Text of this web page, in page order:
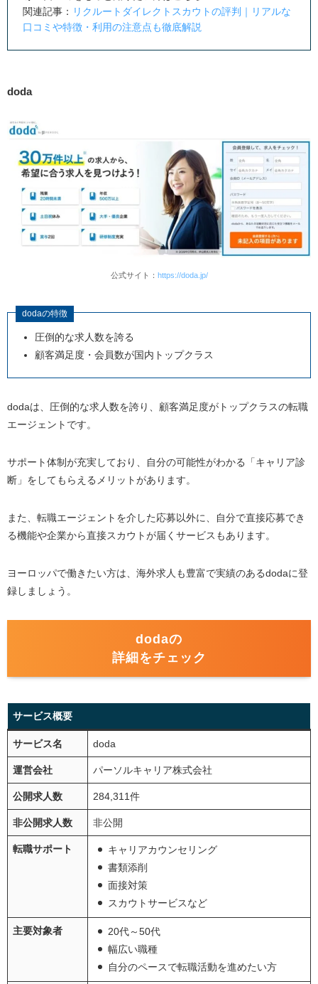
関連記事： リクルートダイレクトスカウトの評判｜リアルな
口コミや特徴・利用の注意点も徹底解説
doda
公式サイト： https://doda.jp/
dodaの特徴
圧倒的な求人数を誇る
顧客満足度・会員数が国内トップクラス
dodaは、圧倒的な求人数を誇り、顧客満足度がトップクラスの転職
エージェントです。
サポート体制が充実しており、自分の可能性がわかる「キャリア診
断」をしてもらえるメリットがあります。
また、転職エージェントを介した応募以外に、自分で直接応募でき
る機能や企業から直接スカウトが届くサービスもあります。
ヨーロッパで働きたい方は、海外求人も豊富で実績のあるdodaに登
録しましょう。
dodaの
詳細をチェック
サービス概要
サービス名 doda
運営会社 パーソルキャリア株式会社
公開求人数 284,311件
非公開求人数 非公開
転職サポート
キャリアカウンセリング
書類添削
面接対策
スカウトサービスなど
主要対象者
20代～50代
幅広い職種
自分のペースで転職活動を進めたい方